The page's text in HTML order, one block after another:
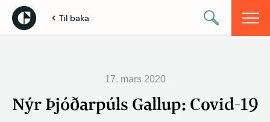
Til baka
17. mars 2020
Nýr Þjóðarpúls Gallup: Covid-19